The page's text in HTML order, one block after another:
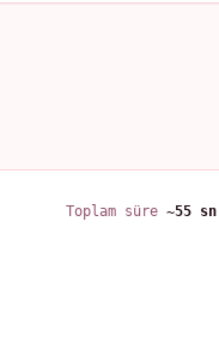
Toplam süre ~55 sn